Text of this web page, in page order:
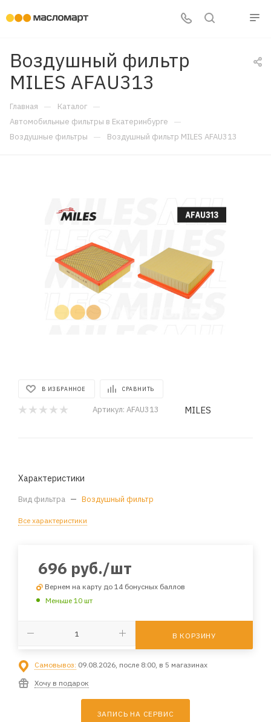
Воздушный фильтр
MILES AFAU313
Главная — Каталог —
Автомобильные фильтры в Екатеринбурге —
Воздушные фильтры — Воздушный фильтр MILES AFAU313
В ИЗБРАННОЕ СРАВНИТЬ
Артикул: AFAU313 MILES
Характеристики
Вид фильтра — Воздушный фильтр
Все характеристики
696 руб./шт
Вернем на карту до 14 бонусных баллов
Меньше 10 шт
В КОРЗИНУ
Самовывоз: 09.08.2026, после 8:00, в 5 магазинах
Хочу в подарок
ЗАПИСЬ НА СЕРВИС